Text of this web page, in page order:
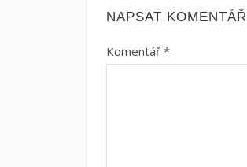
NAPSAT KOMENTÁŘ
Komentář *